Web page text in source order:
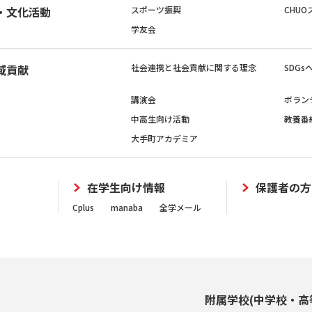
文化活動 スポーツ振興
CHUO
学友会
貢献 社会連携と社会貢献に関する理念 SDGs
講演会
ボラン
中高生向け活動
教養番
大手町アカデミア
在学生向け情報
Cplus manaba 全学メール
保護者の
附属学校(中学校・